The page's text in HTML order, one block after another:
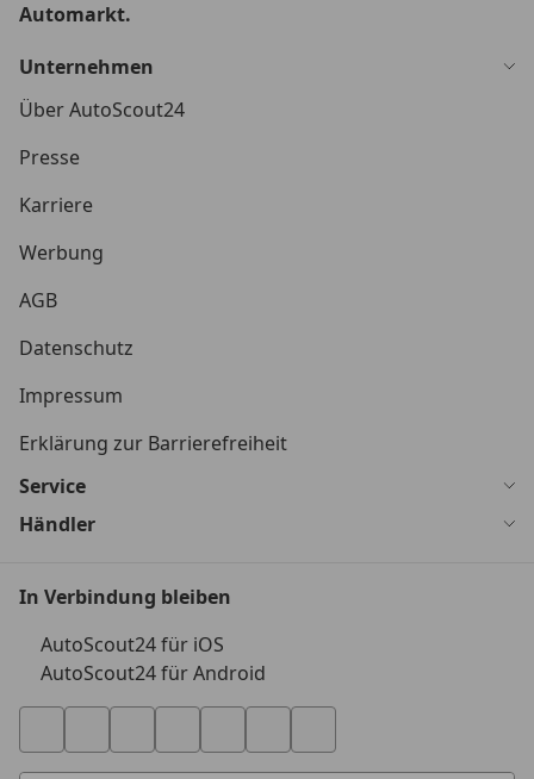
Automarkt.
Unternehmen
Über AutoScout24
Presse
Karriere
Werbung
AGB
Datenschutz
Impressum
Erklärung zur Barrierefreiheit
Service
Händler
In Verbindung bleiben
AutoScout24 für iOS
AutoScout24 für Android